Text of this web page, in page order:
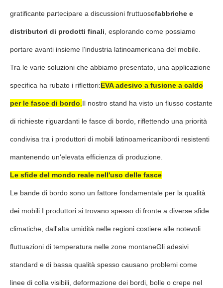
gratificante partecipare a discussioni fruttuosefabbriche e
distributori di prodotti finali , esplorando come possiamo
portare avanti insieme l'industria latinoamericana del mobile.
Tra le varie soluzioni che abbiamo presentato, una applicazione
specifica ha rubato i riflettori:EVA adesivo a fusione a caldo
per le fasce di bordo Il nostro stand ha visto un flusso costante
di richieste riguardanti le fasce di bordo, riflettendo una priorità
condivisa tra i produttori di mobili latinoamericanibordi resistenti
mantenendo un'elevata efficienza di produzione.
Le sfide del mondo reale nell'uso delle fasce
Le bande di bordo sono un fattore fondamentale per la qualità
dei mobili.I produttori si trovano spesso di fronte a diverse sfide
climatiche, dall'alta umidità nelle regioni costiere alle notevoli
fluttuazioni di temperatura nelle zone montaneGli adesivi
standard e di bassa qualità spesso causano problemi come
linee di colla visibili, deformazione dei bordi, bolle o crepe nel